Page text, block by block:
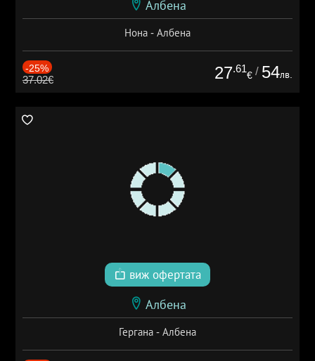
Албена
Нона - Албена
-25%
37.02€ 27.61
€ / 54лв.
виж офертата
Албена
Гергана - Албена